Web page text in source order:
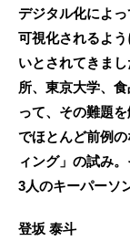
デジタル化によ
可視化されるよ
いとされてきま
所、東京大学、
って、その難題
でほとんど前例
ィング」の試み
3人のキーパーソ
登坂 泰斗